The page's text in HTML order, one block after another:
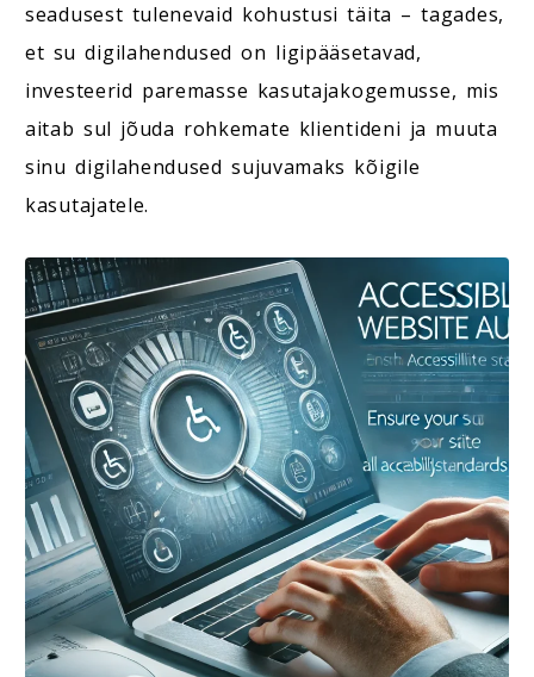
seadusest tulenevaid kohustusi täita – tagades,
et su digilahendused on ligipääsetavad,
investeerid paremasse kasutajakogemusse, mis
aitab sul jõuda rohkemate klientideni ja muuta
sinu digilahendused sujuvamaks kõigile
kasutajatele.